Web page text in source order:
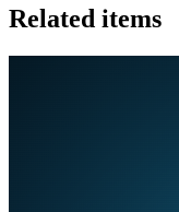
Related items